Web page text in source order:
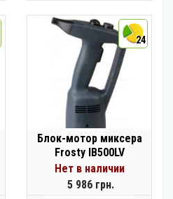
24
Блок-мотор миксера
Frosty IB500LV
Нет в наличии
5 986 грн.